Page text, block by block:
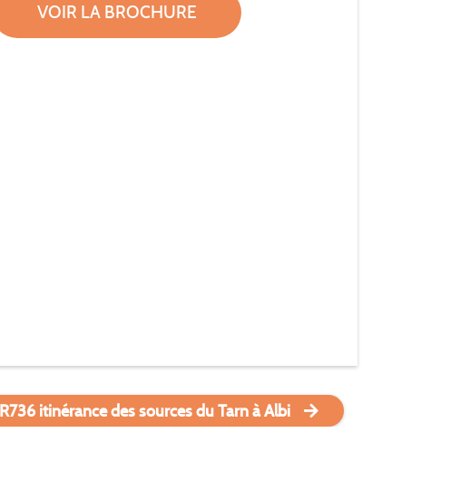
VOIR LA BROCHURE
itinérance des sources du Tarn à Albi